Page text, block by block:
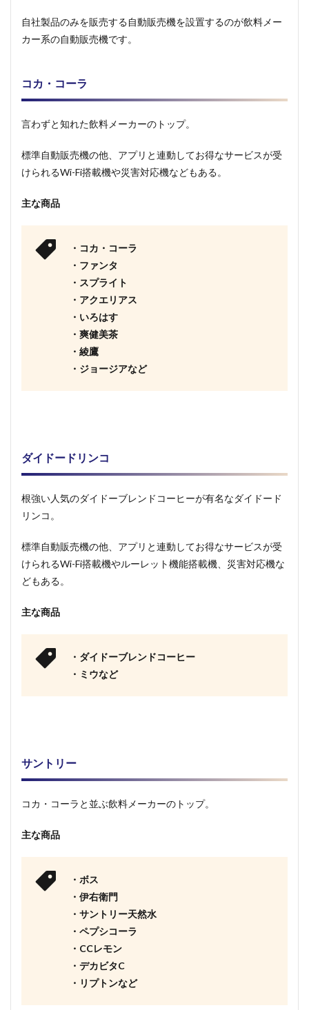
自社製品のみを販売する自動販売機を設置するのが飲料メー
カー系の自動販売機です。
コカ・コーラ
言わずと知れた飲料メーカーのトップ。
標準自動販売機の他、アプリと連動してお得なサービスが受
けられるWi-Fi搭載機や災害対応機などもある。
主な商品
・コカ・コーラ
・ファンタ
・スプライト
・アクエリアス
・いろはす
・爽健美茶
・綾鷹
・ジョージアなど
ダイドードリンコ
根強い人気のダイドーブレンドコーヒーが有名なダイドード
リンコ。
標準自動販売機の他、アプリと連動してお得なサービスが受
けられるWi-Fi搭載機やルーレット機能搭載機、災害対応機な
どもある。
主な商品
・ダイドーブレンドコーヒー
・ミウなど
サントリー
コカ・コーラと並ぶ飲料メーカーのトップ。
主な商品
・ボス
・伊右衛門
・サントリー天然水
・ペプシコーラ
・CCレモン
・デカビタC
・リプトンなど